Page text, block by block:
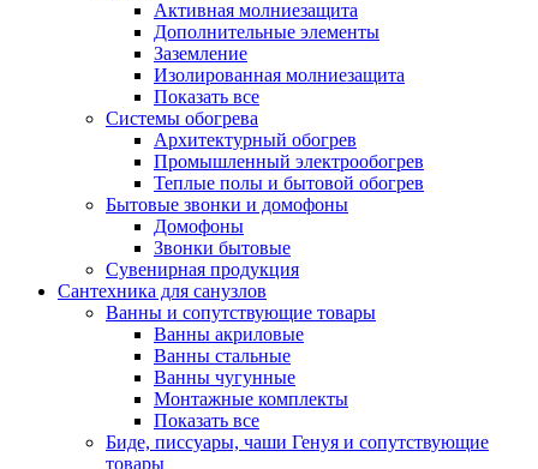
Активная молниезащита
Дополнительные элементы
Заземление
Изолированная молниезащита
Показать все
Системы обогрева
Архитектурный обогрев
Промышленный электрообогрев
Теплые полы и бытовой обогрев
Бытовые звонки и домофоны
Домофоны
Звонки бытовые
Сувенирная продукция
Сантехника для санузлов
Ванны и сопутствующие товары
Ванны акриловые
Ванны стальные
Ванны чугунные
Монтажные комплекты
Показать все
Биде, писсуары, чаши Генуя и сопутствующие
товары